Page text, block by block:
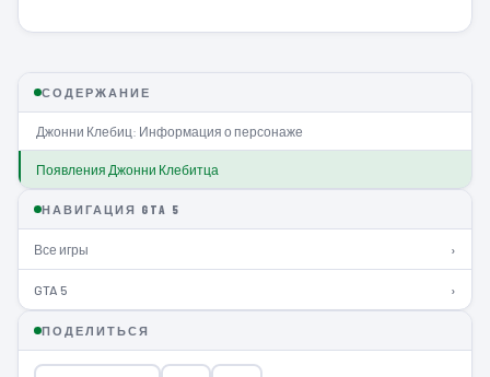
СОДЕРЖАНИЕ
Джонни Клебиц: Информация о персонаже
Появления Джонни Клебитца
НАВИГАЦИЯ GTA 5
Все игры ›
GTA 5 ›
ПОДЕЛИТЬСЯ